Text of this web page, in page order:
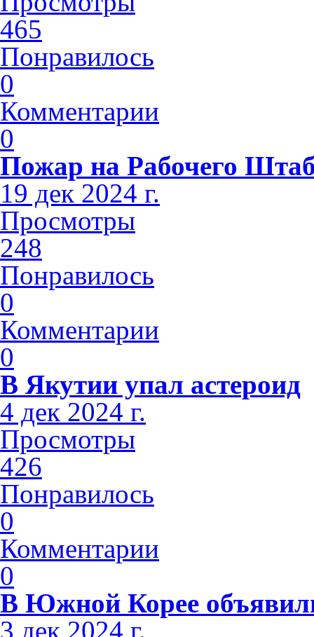
465
Понравилось
0
Комментарии
0
Пожар на Рабочего
19 дек 2024 г.
Просмотры
248
Понравилось
0
Комментарии
0
В Якутии упал астероид
4 дек 2024 г.
Просмотры
426
Понравилось
0
Комментарии
0
В Южной Корее
3 дек 2024 г.